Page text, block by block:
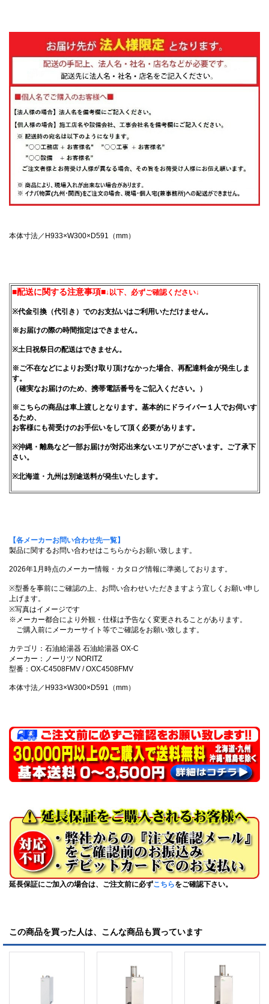
本体寸法／H933×W300×D591（mm）
■配送に関する注意事項■↓以下、必ずご確認ください↓
※代金引換（代引き）でのお支払いはご利用いただけません。
※お届けの際の時間指定はできません。
※土日祝祭日の配送はできません。
※ご不在などによりお受け取り頂けなかった場合、再配達料金が発生しま
す。
（確実なお届けのため、携帯電話番号をご記入ください。）
※こちらの商品は車上渡しとなります。基本的にドライバー１人でお伺いす
るため、
お客様にも荷受けのお手伝いをして頂く必要があります。
※沖縄・離島など一部お届けが対応出来ないエリアがございます。ご了承下
さい。
※北海道・九州は別途送料が発生いたします。
【各メーカーお問い合わせ先一覧】
製品に関するお問い合わせはこちらからお願い致します。
2026年1月時点のメーカー情報・カタログ情報に準拠しております。
※型番を事前にご確認の上、お問い合わせいただきますよう宜しくお願い申し
上げます。
※写真はイメージです
※メーカー都合により外観・仕様は予告なく変更されることがあります。
ご購入前にメーカーサイト等でご確認をお願い致します。
カテゴリ：石油給湯器 石油給湯器 OX-C
メーカー：ノーリツ NORITZ
型番：OX-C4508FMV / OXC4508FMV
本体寸法／H933×W300×D591（mm）
延長保証にご加入の場合は、ご注文前に必ずこちらをご確認下さい。
この商品を買った人は、こんな商品も買っています